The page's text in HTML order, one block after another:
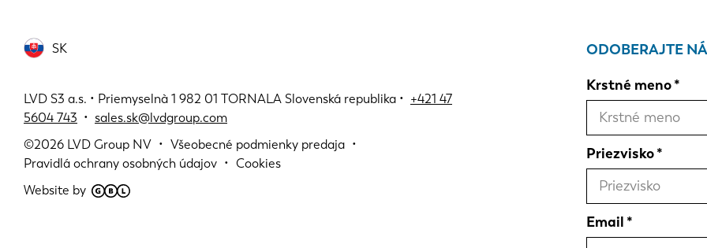
SK
LVD S3 a.s. • Priemyselnà 1 982 01 TORNALA Slovenská republika • +421 47
5604 743 • sales.sk@lvdgroup.com
©2026 LVD Group NV
Všeobecné podmienky predaja
Pravidlá ochrany osobných údajov
Cookies
Website by
ODOBERAJTE
Krstné meno
Priezvisko
Email